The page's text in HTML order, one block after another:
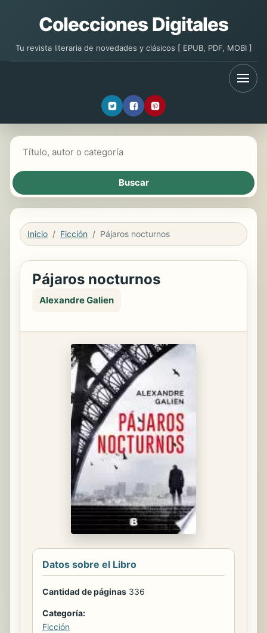
Colecciones Digitales
Tu revista literaria de novedades y clásicos [ EPUB, PDF, MOBI ]
Inicio Ficción Pájaros nocturnos
Pájaros nocturnos
Alexandre Galien
Datos sobre el Libro
Cantidad de páginas 336
Categoría:
Ficción